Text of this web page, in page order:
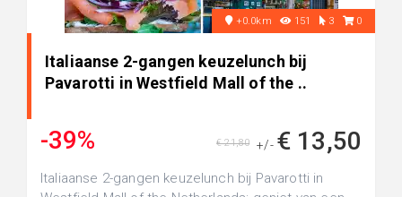
+0.0km 151 3 0
Italiaanse 2-gangen keuzelunch bij
Pavarotti in Westfield Mall of the ..
-39% +/- € 13,50
€ 21,80
Italiaanse 2-gangen keuzelunch bij Pavarotti in